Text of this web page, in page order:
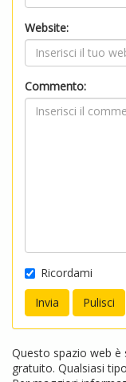
Website:
Commento:
Ricordami
Questo spazio web
gratuito. Qualsiasi